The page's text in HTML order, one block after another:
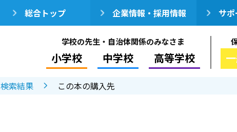
総合トップ 企業情報・採用情報 サ
学校の先生・自治体関係のみなさま
小学校 中学校 高等学校
検索結果 この本の購入先